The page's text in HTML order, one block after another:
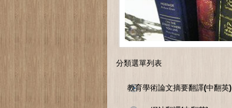
分類選單列表
教育學術論文摘要翻譯(中翻英)